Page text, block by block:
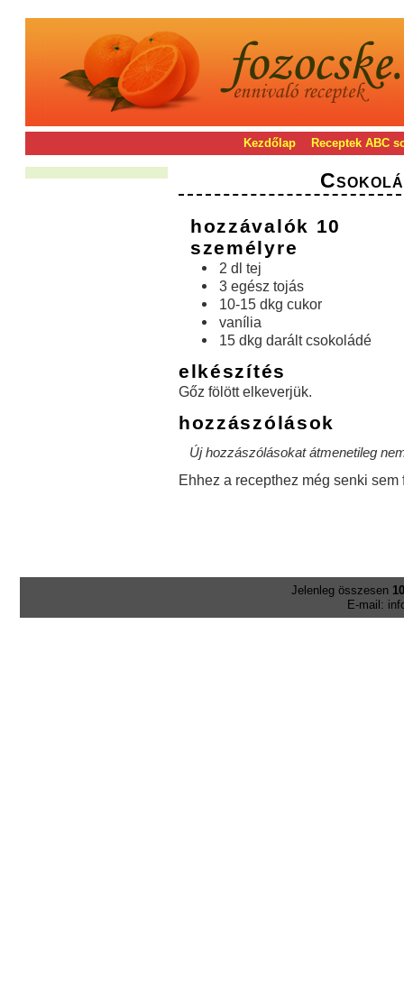
Kezdőlap Receptek ABC
hozzávalók 10
személyre
2 dl tej
3 egész tojás
10-15 dkg cukor
vanília
15 dkg darált csokoládé
elkészítés
Gőz fölött elkeverjük.
hozzászólások
Új hozzászólásokat átmenetileg
Ehhez a recepthez még senki sem
Jelenleg összesen
E-mail: